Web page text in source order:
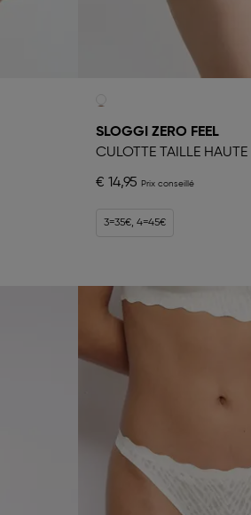
SLOGGI ZERO FEEL
CULOTTE TAILLE HAUTE
€ 14,95
3=35€, 4=45€